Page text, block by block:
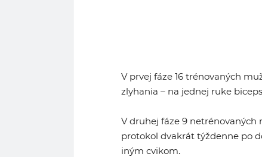
V prvej fáze 16 trénovaných
zlyhania – na jednej ruke
V druhej fáze 9 netrénovaných
protokol dvakrát týždenne po
iným cvikom.